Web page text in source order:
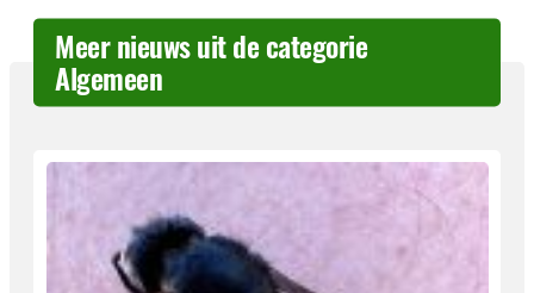
Meer nieuws uit de categorie
Algemeen